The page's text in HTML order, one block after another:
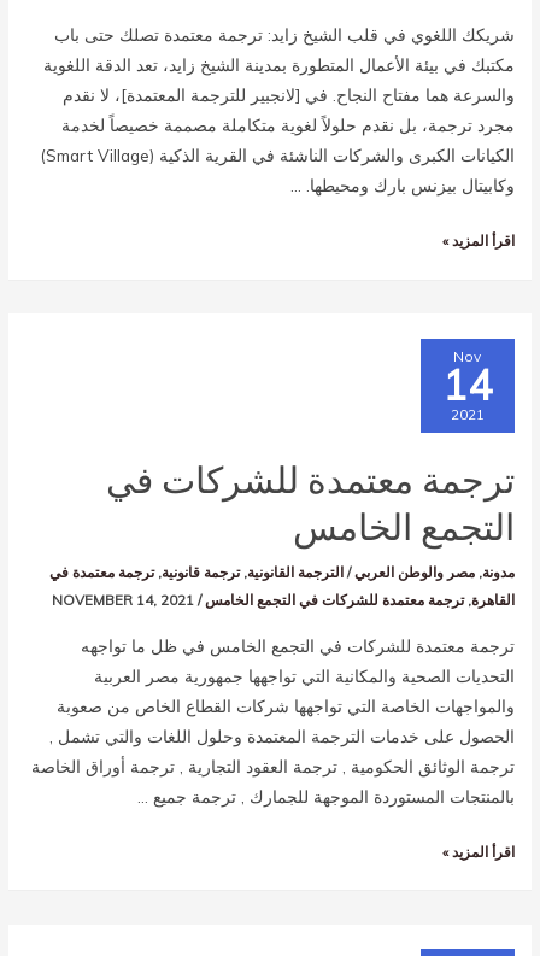
شريكك اللغوي في قلب الشيخ زايد: ترجمة معتمدة تصلك حتى باب
مكتبك في بيئة الأعمال المتطورة بمدينة الشيخ زايد، تعد الدقة اللغوية
والسرعة هما مفتاح النجاح. في [لانجبير للترجمة المعتمدة]، لا نقدم
مجرد ترجمة، بل نقدم حلولاً لغوية متكاملة مصممة خصيصاً لخدمة
الكيانات الكبرى والشركات الناشئة في القرية الذكية (Smart Village)
وكابيتال بيزنس بارك ومحيطها. …
اقرأ المزيد »
Nov
14
2021
ترجمة معتمدة للشركات في
التجمع الخامس
مدونة,مصر والوطن العربي/الترجمة القانونية,ترجمة قانونية,ترجمة معتمدة في
القاهرة,ترجمة معتمدة للشركات في التجمع الخامس/
NOVEMBER 14, 2021
ترجمة معتمدة للشركات في التجمع الخامس في ظل ما تواجهه
التحديات الصحية والمكانية التي تواجهها جمهورية مصر العربية
والمواجهات الخاصة التي تواجهها شركات القطاع الخاص من صعوبة
الحصول على خدمات الترجمة المعتمدة وحلول اللغات والتي تشمل ,
ترجمة الوثائق الحكومية , ترجمة العقود التجارية , ترجمة أوراق الخاصة
بالمنتجات المستوردة الموجهة للجمارك , ترجمة جميع …
اقرأ المزيد »